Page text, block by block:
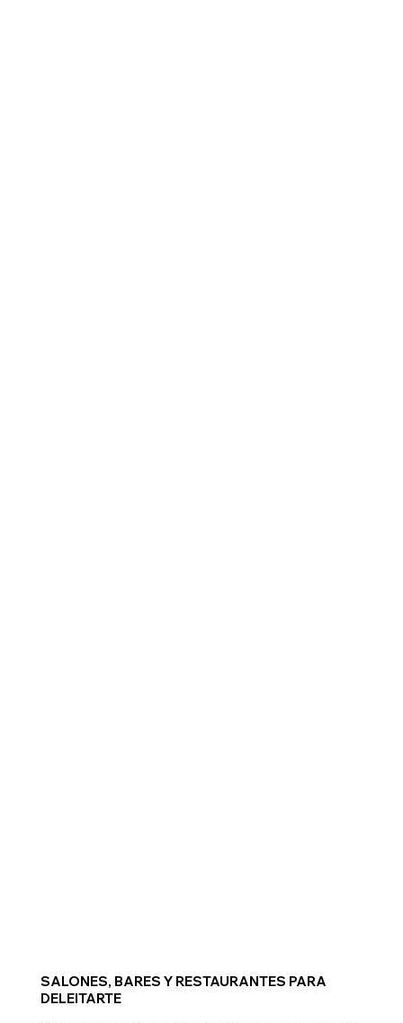
SALONES, BARES Y RESTAURANTES PARA
DELEITARTE